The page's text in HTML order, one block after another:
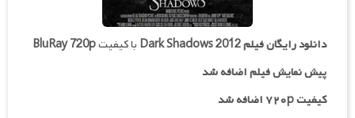
دانلود رایگان فیلمDark Shadows 2012 با کیفیتBluRay 720p
پیش نمایش فیلم اضافه شد
کیفیت ۷۲۰p اضافه شد